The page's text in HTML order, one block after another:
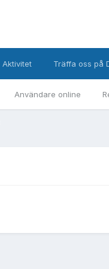
Användare online
Aktivitet Träffa oss på